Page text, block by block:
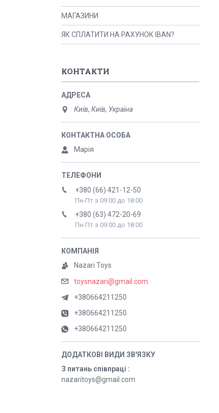
МАГАЗИНИ
ЯК СПЛАТИТИ НА РАХУНОК IBAN?
КОНТАКТИ
Київ, Київ, Україна
Марія
+380 (66) 421-12-50
Пн-Пт з 09:00 до 18:00
+380 (63) 472-20-69
Пн-Пт з 09:00 до 18:00
Nazari Toys
toysnazari@gmail.com
+380664211250
+380664211250
+380664211250
З питань співпраці
nazaritoys@gmail.com